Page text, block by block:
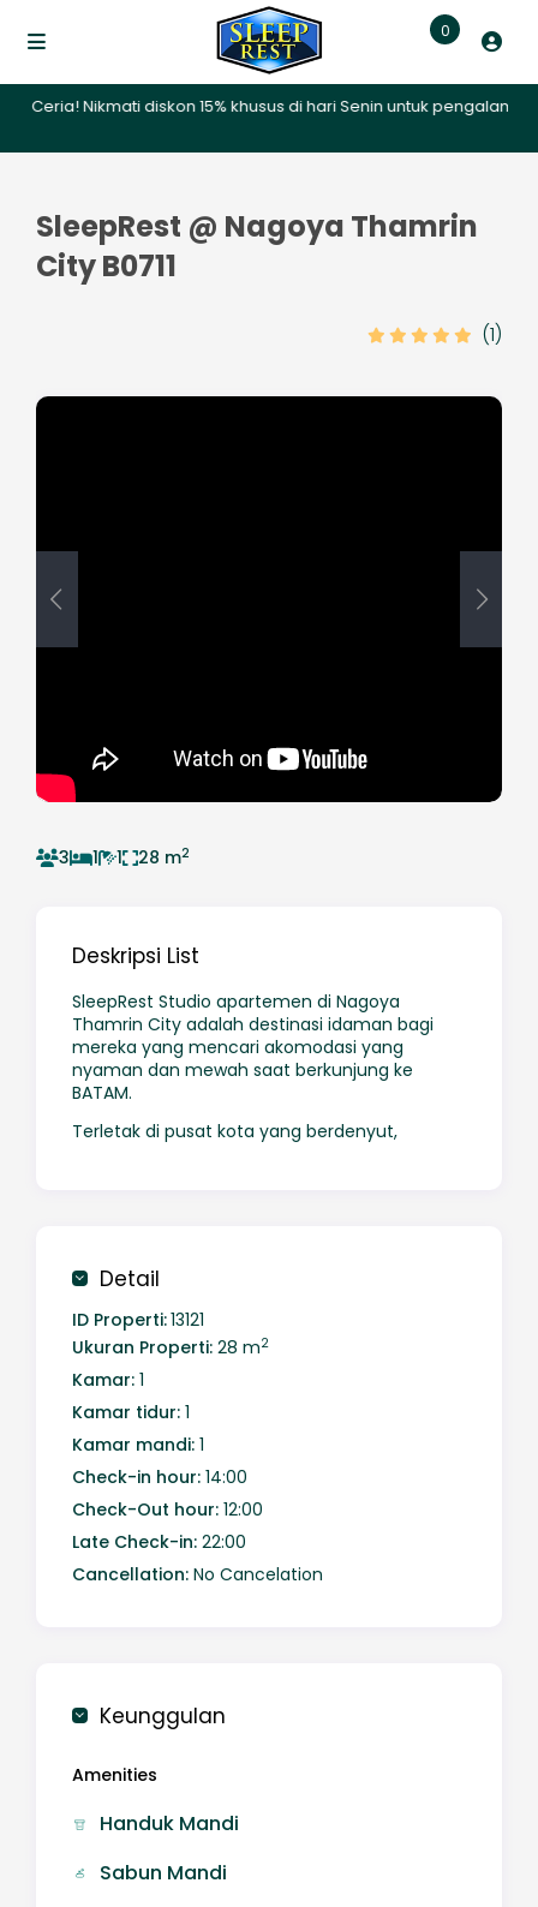
diskon 15% khusus di hari Senin untuk
0
SleepRest @ Nagoya Thamrin
City B0711
(1)
3 1 1 28 m2
Deskripsi List
SleepRest Studio apartemen di Nagoya
Thamrin City adalah destinasi idaman bagi
mereka yang mencari akomodasi yang
nyaman dan mewah saat berkunjung ke
BATAM.
Terletak di pusat kota yang berdenyut,
Detail
ID Properti:13121
Ukuran Properti: 28 m2
Kamar: 1
Kamar tidur: 1
Kamar mandi: 1
Check-in hour: 14:00
Check-Out hour: 12:00
Late Check-in: 22:00
Cancellation: No Cancelation
Keunggulan
Amenities
Handuk Mandi
Sabun Mandi